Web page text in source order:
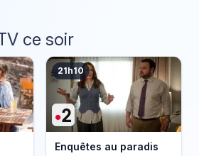
ce soir
21h10
Enquêtes au paradis